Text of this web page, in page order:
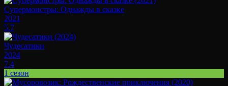
Супермонстры: Однажды в сказке
2021
5.7
Чудесатики
2024
7.4
1 сезон